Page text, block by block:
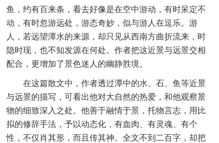
鱼，约有百来条，看去好像是在空中游动，有时呆定不
动，有时忽游远处，游态奇妙，似与游人在逗乐。游
人，若远望潭水的来源，却只见从西南方曲折流来，时
隐时现，也不知发源在何处。作者把这近景与远景交相
配合，更增加了景色迷人的幽静胜境。
在这篇散文中，作者透过潭中的水、石、鱼等近景
与远景的描写，可看出他对大自然的热爱，和他观察景
物的细致深入之处。他善于融情于景，托物言志，用比
拟的修辞手法，予以动态化，有血肉、有灵魂、有个
性，不仅肖其形，而且传其神。全文不到二百字，却把